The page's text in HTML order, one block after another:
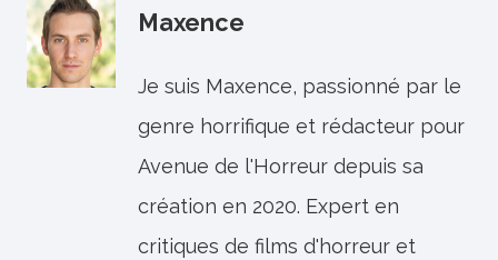
Maxence
Je suis Maxence, passionné par le
genre horrifique et rédacteur pour
Avenue de l'Horreur depuis sa
création en 2020. Expert en
critiques de films d'horreur et